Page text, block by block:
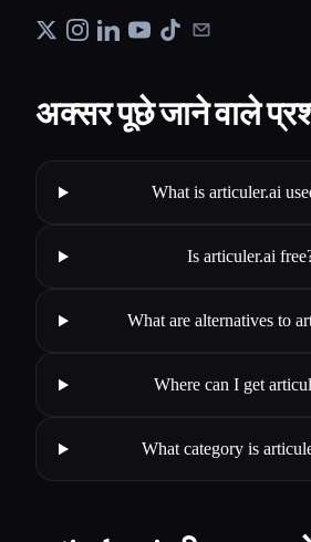
अक्सर पूछे जाने वाले
What is articuler.ai
Is articuler.ai
What are alternatives to
Where can I get
What category is